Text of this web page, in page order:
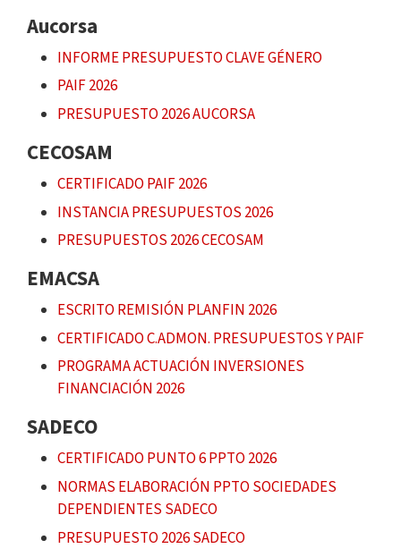
Aucorsa
INFORME PRESUPUESTO CLAVE GÉNERO
PAIF 2026
PRESUPUESTO 2026 AUCORSA
CECOSAM
CERTIFICADO PAIF 2026
INSTANCIA PRESUPUESTOS 2026
PRESUPUESTOS 2026 CECOSAM
EMACSA
ESCRITO REMISIÓN PLANFIN 2026
CERTIFICADO C.ADMON. PRESUPUESTOS Y PAIF
PROGRAMA ACTUACIÓN INVERSIONES
FINANCIACIÓN 2026
SADECO
CERTIFICADO PUNTO 6 PPTO 2026
NORMAS ELABORACIÓN PPTO SOCIEDADES
DEPENDIENTES SADECO
PRESUPUESTO 2026 SADECO